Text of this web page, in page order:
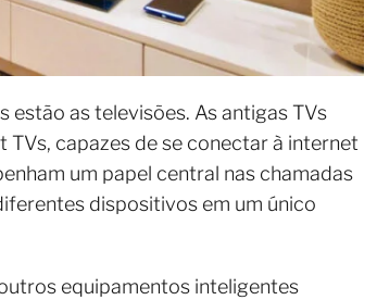
estão as televisões. As antigas TVs
capazes de se conectar à internet
um papel central nas chamadas
dispositivos em um único
equipamentos inteligentes